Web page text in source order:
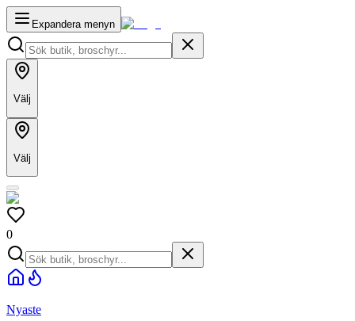
Expandera menyn
Välj
Välj
0
Nyaste